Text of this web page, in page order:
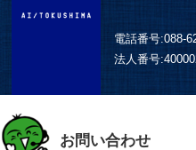
電話番号:088-
法人番号:
お問い合わせ